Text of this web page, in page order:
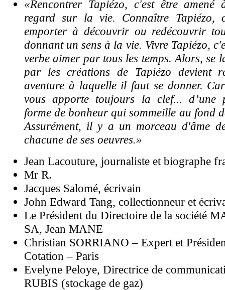
«Rencontrer Tapiézo, c'est être amené
regard sur la vie. Connaître Tapiézo,
emporter à découvrir ou redécouvrir
donnant un sens à la vie. Vivre Tapiézo,
verbe aimer par tous les temps. Alors, se
par les créations de Tapiézo devient
aventure à laquelle il faut se donner.
vous apporte toujours la clef... d’une
forme de bonheur qui sommeille au fond
Assurément, il y a un morceau d'âme
chacune de ses oeuvres.»
Jean Lacouture, journaliste et biographe
Mr R.
Jacques Salomé, écrivain
John Edward Tang, collectionneur et
Le Président du Directoire de la société
SA, Jean MANE
Christian SORRIANO – Expert et
Cotation – Paris
Evelyne Peloye, Directrice de
RUBIS (stockage de gaz)